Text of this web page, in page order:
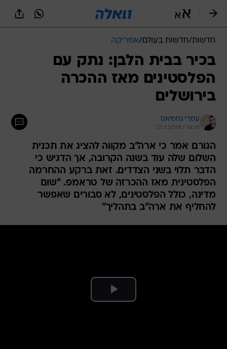
חדשות/חדשות בעולם /אמריקה
בכיר בבית הלבן: נתק עם
הפלסטינים מאז ההכרה
בירושלים
עמרי נחמיאס
23.1.2018 / 14:18
הגורם אמר כי ארה"ב מקווה להציג את תכנית
השלום שלה עוד בשנה הקרובה, אך הדגיש כי
הדבר תלוי בשני הצדדים. זאת ברקע ההחרמה
הפלסטינית מאז ההכרזה של טראמפ. "שום
מדינה, כולל הפלסטינים, לא סבורים שאפשר
להחליף את ארה"ב בתהליך"